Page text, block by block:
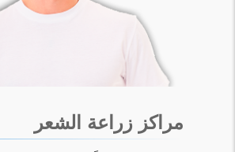
مراكز زراعة الشعر